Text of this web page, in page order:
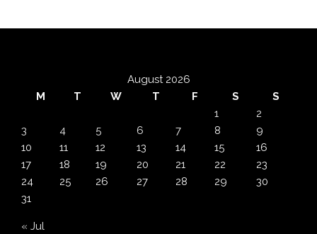
August 2026
M
T W T F S
S
1
2
3
4 5 6 7 8
9
10
11 12 13 14 15
16
17
18 19 20 21 22
23
24
25 26 27 28 29
30
31
« Jul